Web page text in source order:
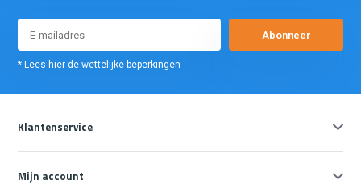
Abonneer
* Lees hier de wettelijke beperkingen
Klantenservice
Mijn account